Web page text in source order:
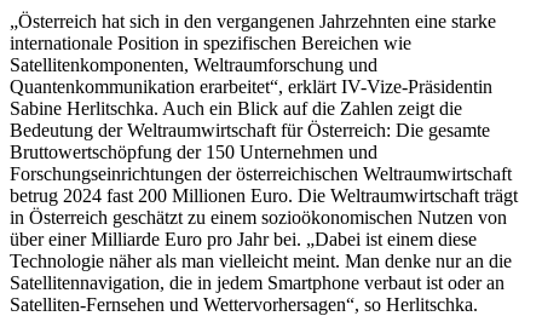
„Österreich hat sich in den vergangenen Jahrzehnten eine starke
internationale Position in spezifischen Bereichen wie
Satellitenkomponenten, Weltraumforschung und
Quantenkommunikation erarbeitet“, erklärt IV-Vize-Präsidentin
Sabine Herlitschka. Auch ein Blick auf die Zahlen zeigt die
Bedeutung der Weltraumwirtschaft für Österreich: Die gesamte
Bruttowertschöpfung der 150 Unternehmen und
Forschungseinrichtungen der österreichischen Weltraumwirtschaft
betrug 2024 fast 200 Millionen Euro. Die Weltraumwirtschaft trägt
in Österreich geschätzt zu einem sozioökonomischen Nutzen von
über einer Milliarde Euro pro Jahr bei. „Dabei ist einem diese
Technologie näher als man vielleicht meint. Man denke nur an die
Satellitennavigation, die in jedem Smartphone verbaut ist oder an
Satelliten-Fernsehen und Wettervorhersagen“, so Herlitschka.